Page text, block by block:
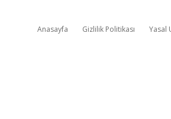
Anasayfa Gizlilik Politikası Yasal